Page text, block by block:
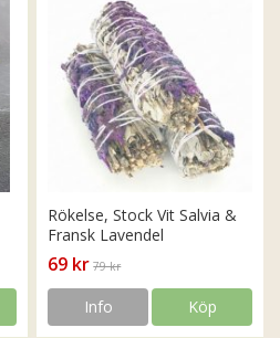
Rökelse, Stock Vit Salvia &
Fransk Lavendel
69 kr 79 kr
Info Köp